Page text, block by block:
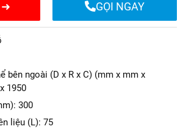
➜ GỌI NGAY
bên ngoài (D x R x C) (mm x mm x
1950
300
liệu (L): 75